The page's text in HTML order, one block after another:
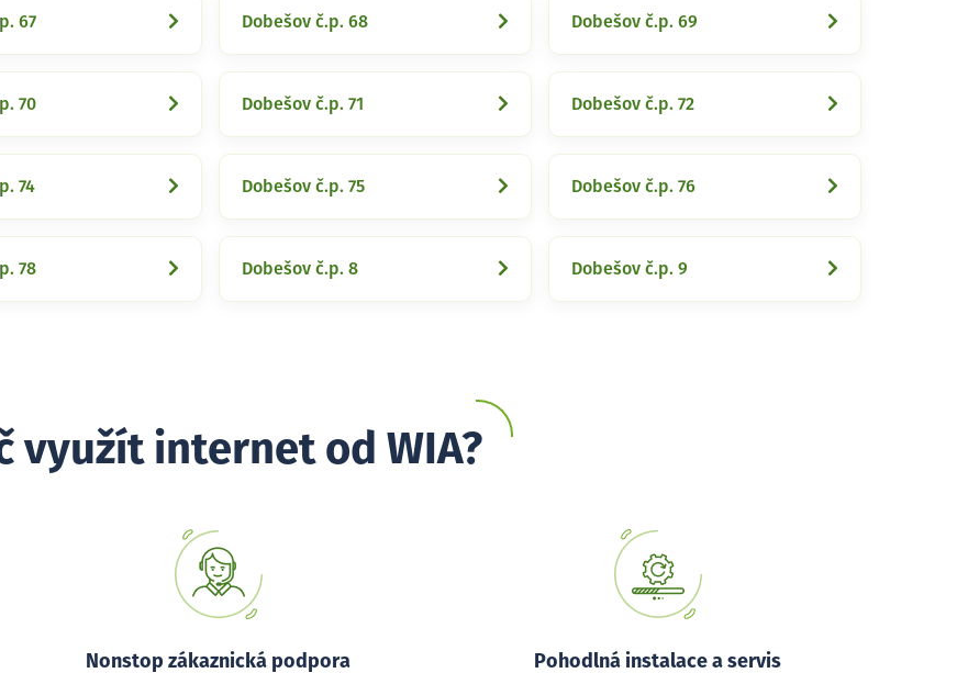
67 Dobešov č.p. 68 Dobešov č.p. 69
70 Dobešov č.p. 71 Dobešov č.p. 72
74 Dobešov č.p. 75 Dobešov č.p. 76
78 Dobešov č.p. 8 Dobešov č.p. 9
využít internet od WIA?
Nonstop zákaznická podpora Pohodlná instalace a servis